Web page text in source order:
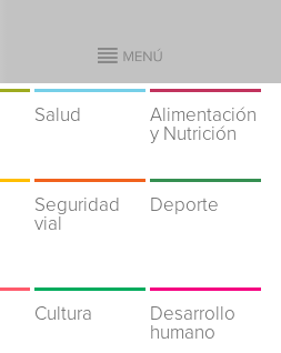
Salud
Alimentación
y Nutrición
Seguridad
vial
Deporte
Cultura
Desarrollo
humano